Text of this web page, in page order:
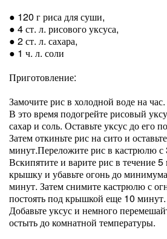
● 120 г риса для суши,
● 4 ст. л. рисового уксуса,
● 2 ст. л. сахара,
● 1 ч. л. соли
Приготовление:
Замочите рис в холодной воде на час.
В это время подогрейте рисовый
сахар и соль. Оставьте уксус до его
Затем откиньте рис на сито и
минут.Переложите рис в кастрюлю
Вскипятите и варите рис в течение
крышку и убавьте огонь до
минут. Затем снимите кастрюлю с
постоять под крышкой еще 10 минут.
Добавьте уксус и немного
остыть до комнатной температуры.